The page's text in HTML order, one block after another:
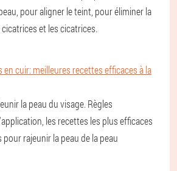
pour aligner le teint, pour éliminer la
et les cicatrices.
en cuir: meilleures recettes efficaces à la
la peau du visage. Règles
les recettes les plus efficaces
rajeunir la peau de la peau